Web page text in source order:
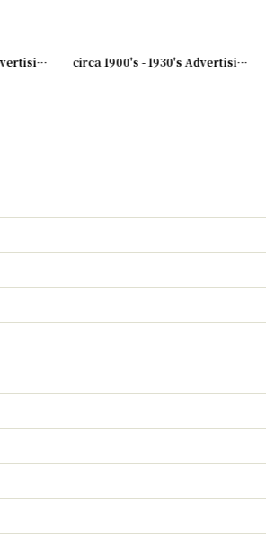
[231003-08]
circa 1900's - 1930's Advertising Clip PAPER BOXES... [231003-07]circa 1900's - 1930's Advertising Clip DINE AT..